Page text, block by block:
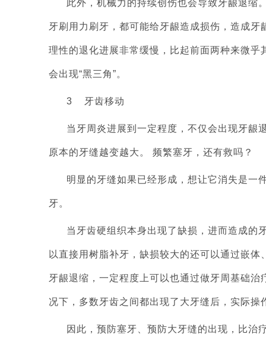
此外，机械力的持续创伤也会导致牙龈退缩
牙刷用力刷牙，都可能给牙龈造成损伤，造成
理性的退化进展非常缓慢，比起前面两种来微
会出现“黑三角”。
3 牙齿移动
当牙周炎进展到一定程度，不仅会出现牙龈
原本的牙缝越变越大。 频繁塞牙，还有救吗
明显的牙缝如果已经形成，想让它消失是一
牙。
当牙齿硬组织本身出现了缺损，进而造成的
以直接用树脂补牙，缺损较大的还可以通过嵌
牙龈退缩，一定程度上可以也通过做牙周基础
况下，多数牙齿之间都出现了大牙缝后，实际
因此，预防塞牙、预防大牙缝的出现，比治